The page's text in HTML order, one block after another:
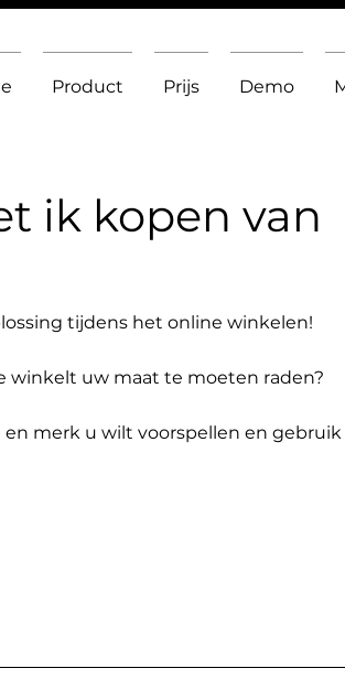
Product Prijs Demo
ik kopen van
tijdens het online winkelen!
winkelt uw maat te moeten raden?
merk u wilt voorspellen en gebruik